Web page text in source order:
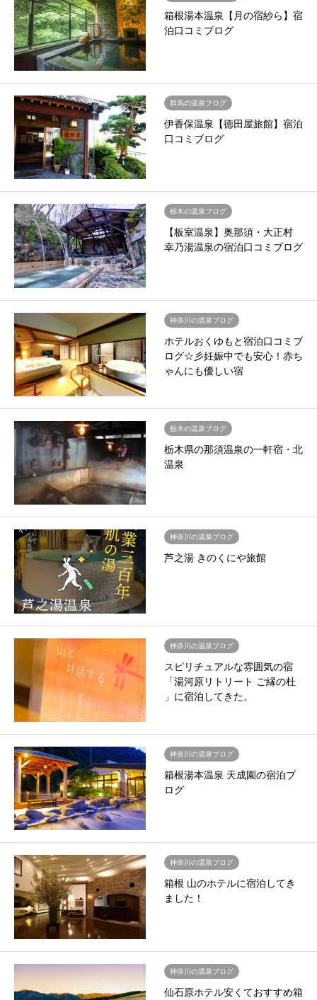
箱根湯本温泉【月の宿紗ら】宿
泊口コミブログ
群馬の温泉ブログ
伊香保温泉【徳田屋旅館】宿泊
口コミブログ
栃木の温泉ブログ
【板室温泉】奥那須・大正村
幸乃湯温泉の宿泊口コミブログ
神奈川の温泉ブログ
ホテルおくゆもと宿泊口コミブ
ログ☆彡妊娠中でも安心！赤ち
ゃんにも優しい宿
栃木の温泉ブログ
栃木県の那須温泉の一軒宿・北
温泉
神奈川の温泉ブログ
芦之湯 きのくにや旅館
神奈川の温泉ブログ
スピリチュアルな雰囲気の宿
「湯河原リトリート ご縁の杜
」に宿泊してきた。
神奈川の温泉ブログ
箱根湯本温泉 天成園の宿泊ブ
ログ
神奈川の温泉ブログ
箱根 山のホテルに宿泊してき
ました！
神奈川の温泉ブログ
仙石原ホテル安くておすすめ箱